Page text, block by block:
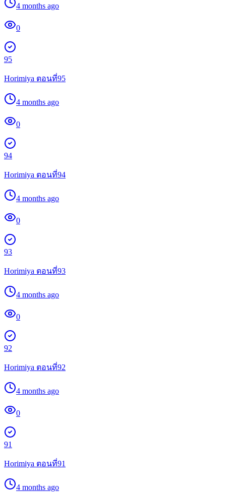
4 months ago
0
95
Horimiya ตอนที่95
4 months ago
0
94
Horimiya ตอนที่94
4 months ago
0
93
Horimiya ตอนที่93
4 months ago
0
92
Horimiya ตอนที่92
4 months ago
0
91
Horimiya ตอนที่91
4 months ago